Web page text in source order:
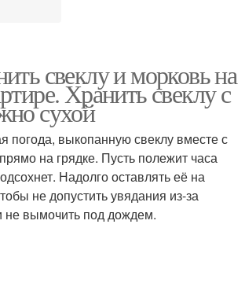
свеклу и морковь на
Хранить свеклу с
сухой
погода, выкопанную свеклу вместе с
на грядке. Пусть полежит часа
Надолго оставлять её на
не допустить увядания из-за
не вымочить под дождем.